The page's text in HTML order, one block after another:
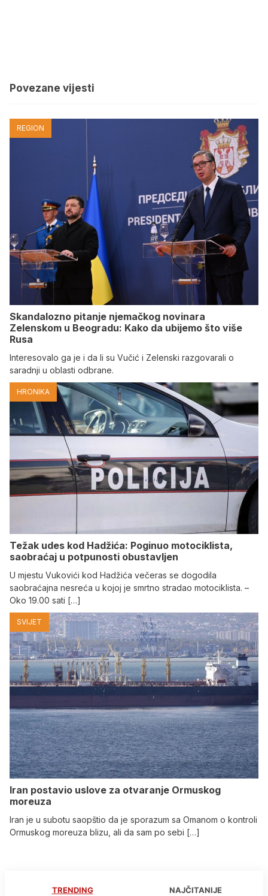
Povezane vijesti
REGION
Skandalozno pitanje njemačkog novinara
Zelenskom u Beogradu: Kako da ubijemo što više
Rusa
Interesovalo ga je i da li su Vučić i Zelenski razgovarali o
saradnji u oblasti odbrane.
HRONIKA
Težak udes kod Hadžića: Poginuo motociklista,
saobraćaj u potpunosti obustavljen
U mjestu Vukovići kod Hadžića večeras se dogodila
saobraćajna nesreća u kojoj je smrtno stradao motociklista. –
Oko 19.00 sati […]
SVIJET
Iran postavio uslove za otvaranje Ormuskog
moreuza
Iran je u subotu saopštio da je sporazum sa Omanom o kontroli
Ormuskog moreuza blizu, ali da sam po sebi […]
TRENDING NAJČITANIJE